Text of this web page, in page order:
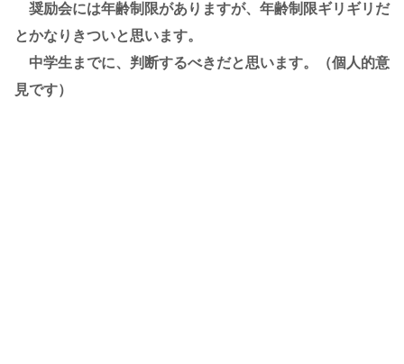
奨励会には年齢制限がありますが、年齢制限ギリギリだ
とかなりきついと思います。
中学生までに、判断するべきだと思います。（個人的意
見です）